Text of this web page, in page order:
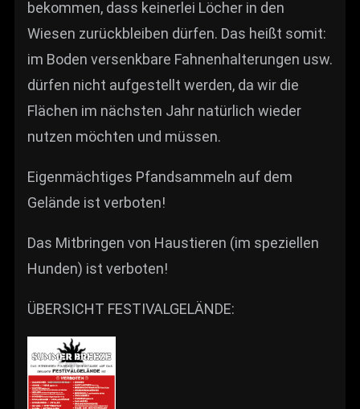
bekommen, dass keinerlei Löcher in den
Wiesen zurückbleiben dürfen. Das heißt somit:
im Boden versenkbare Fahnenhalterungen usw.
dürfen nicht aufgestellt werden, da wir die
Flächen im nächsten Jahr natürlich wieder
nutzen möchten und müssen.
Eigenmächtiges Pfandsammeln auf dem
Gelände ist verboten!
Das Mitbringen von Haustieren (im speziellen
Hunden) ist verboten!
ÜBERSICHT FESTIVALGELÄNDE: